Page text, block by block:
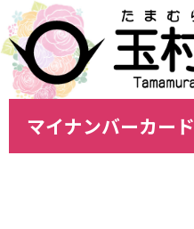
マイナンバーカード